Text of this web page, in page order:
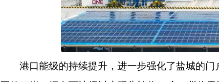
港口能级的持续提升，进一步强化了盐城的